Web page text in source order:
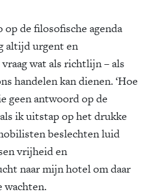
de filosofische agenda
altijd urgent en
wat als richtlijn – als
handelen kan dienen. ‘Hoe
geen antwoord op de
ik uitstap op het drukke
beslechten luid
vrijheid en
naar mijn hotel om daar
wachten.